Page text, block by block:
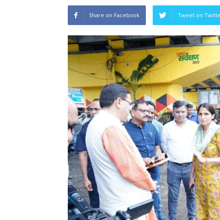
Share on Facebook Tweet on